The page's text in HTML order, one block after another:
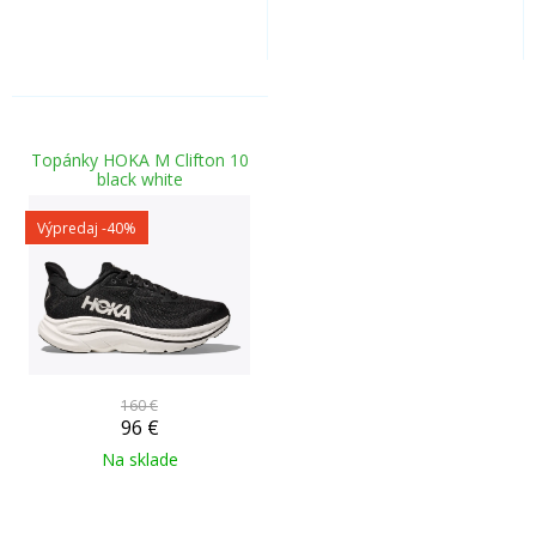
Topánky HOKA M Clifton 10
black white
Výpredaj -40%
160 €
96 €
Na sklade